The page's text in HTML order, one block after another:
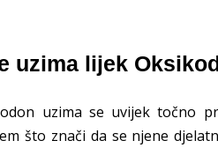
uzima lijek
uzima se uvijek točno
što znači da se njene